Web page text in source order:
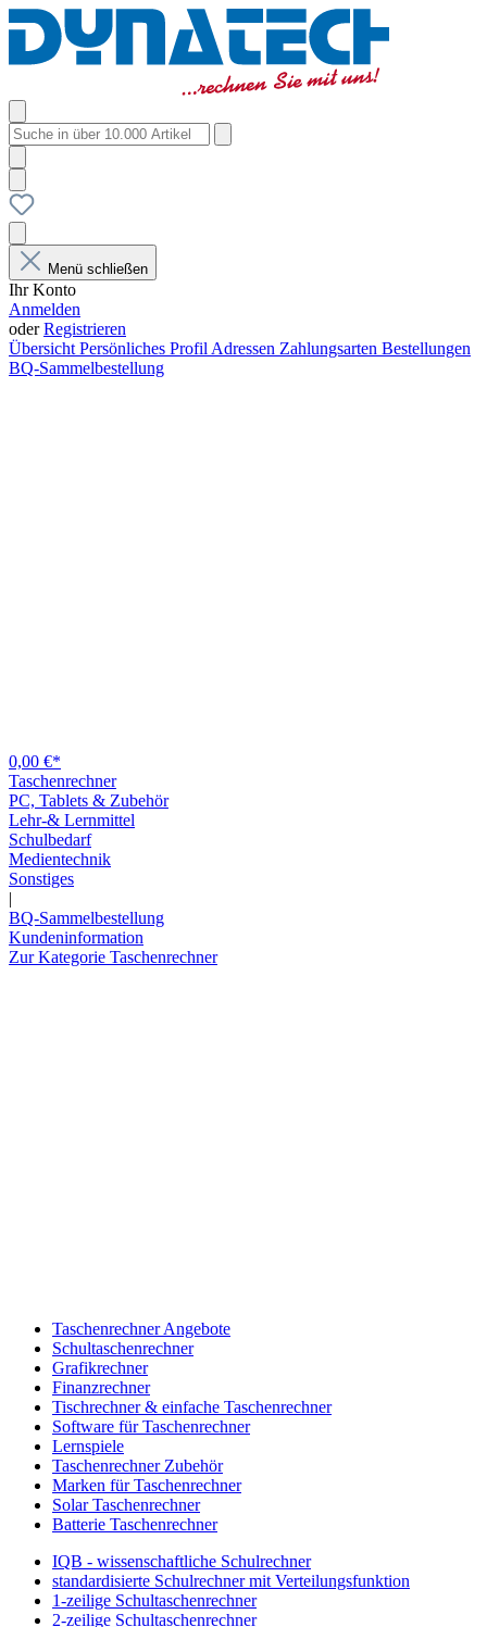
Menü schließen
Ihr Konto
Anmelden
oderRegistrieren
Übersicht Persönliches Profil Adressen Zahlungsarten Bestellungen
BQ-Sammelbestellung
0,00 €*
Taschenrechner
PC, Tablets & Zubehör
Lehr-& Lernmittel
Schulbedarf
Medientechnik
Sonstiges
|
BQ-Sammelbestellung
Kundeninformation
Zur Kategorie Taschenrechner
Taschenrechner Angebote
Schultaschenrechner
Grafikrechner
Finanzrechner
Tischrechner & einfache Taschenrechner
Software für Taschenrechner
Lernspiele
Taschenrechner Zubehör
Marken für Taschenrechner
Solar Taschenrechner
Batterie Taschenrechner
IQB - wissenschaftliche Schulrechner
standardisierte Schulrechner mit Verteilungsfunktion
1-zeilige Schultaschenrechner
2-zeilige Schultaschenrechner